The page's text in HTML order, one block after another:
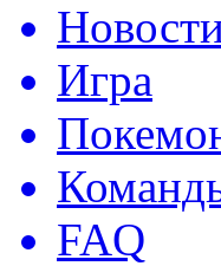
Игра
FAQ